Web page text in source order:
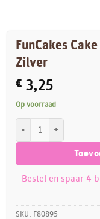
FunCakes
Zilver
€ 3,25
Op voorraad
Bestel en spaar 4
SKU: F80895